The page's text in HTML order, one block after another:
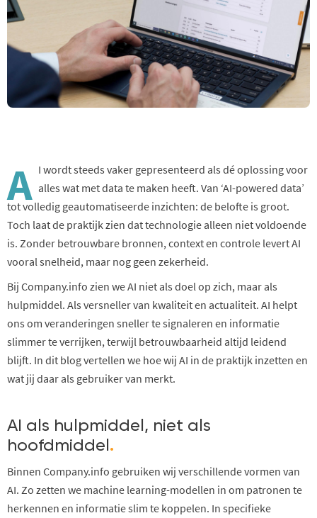
A I wordt steeds vaker gepresenteerd als dé oplossing voor
alles wat met data te maken heeft. Van ‘AI-powered data’
tot volledig geautomatiseerde inzichten: de belofte is groot.
Toch laat de praktijk zien dat technologie alleen niet voldoende
is. Zonder betrouwbare bronnen, context en controle levert AI
vooral snelheid, maar nog geen zekerheid.
Bij Company.info zien we AI niet als doel op zich, maar als
hulpmiddel. Als versneller van kwaliteit en actualiteit. AI helpt
ons om veranderingen sneller te signaleren en informatie
slimmer te verrijken, terwijl betrouwbaarheid altijd leidend
blijft. In dit blog vertellen we hoe wij AI in de praktijk inzetten en
wat jij daar als gebruiker van merkt.
AI als hulpmiddel, niet als
hoofdmiddel .
Binnen Company.info gebruiken wij verschillende vormen van
AI. Zo zetten we machine learning-modellen in om patronen te
herkennen en informatie slim te koppelen. In specifieke